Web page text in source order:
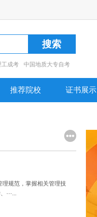
工成考
中国地质大专自考
推荐院校 证书展示
规范，掌握相关管理技
···...